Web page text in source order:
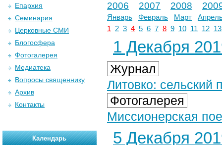
2006 2007 2008
Январь Февраль Март
1
2 3 4 5 6 7 8 9 10 11 12 13
1 Декабря
Журнал
Литовко: сельский
Фотогалерея
Миссионерская
5 Декабря
Епархия
Семинария
Церковные СМИ
Блогосфера
Фотогалерея
Медиатека
Вопросы священнику
Архив
Контакты
Календарь